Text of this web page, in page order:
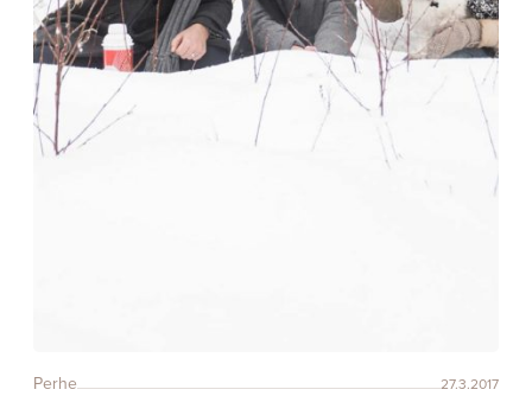
Perhe 27.3.2017